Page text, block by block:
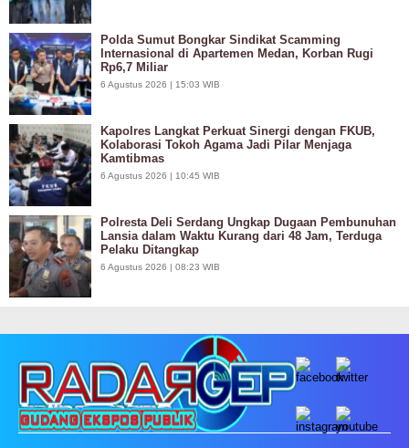
Polda Sumut Bongkar Sindikat Scamming
Internasional di Apartemen Medan, Korban Rugi
Rp6,7 Miliar
6 Agustus 2026 | 15:03 WIB
Kapolres Langkat Perkuat Sinergi dengan FKUB,
Kolaborasi Tokoh Agama Jadi Pilar Menjaga
Kamtibmas
6 Agustus 2026 | 10:45 WIB
Polresta Deli Serdang Ungkap Dugaan Pembunuhan
Lansia dalam Waktu Kurang dari 48 Jam, Terduga
Pelaku Ditangkap
6 Agustus 2026 | 08:23 WIB